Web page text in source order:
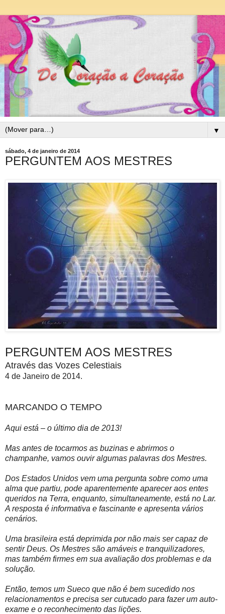
▼
sábado, 4 de janeiro de 2014
PERGUNTEM AOS MESTRES
PERGUNTEM AOS MESTRES
Através das Vozes Celestiais
4 de Janeiro de 2014.
MARCANDO O TEMPO
Aqui está – o último dia de 2013!
Mas antes de tocarmos as buzinas e abrirmos o
champanhe, vamos ouvir algumas palavras dos Mestres.
Dos Estados Unidos vem uma pergunta sobre como uma
alma que partiu, pode aparentemente aparecer aos entes
queridos na Terra, enquanto, simultaneamente, está no Lar.
A resposta é informativa e fascinante e apresenta vários
cenários.
Uma brasileira está deprimida por não mais ser capaz de
sentir Deus. Os Mestres são amáveis e tranquilizadores,
mas também firmes em sua avaliação dos problemas e da
solução.
Então, temos um Sueco que não é bem sucedido nos
relacionamentos e precisa ser cutucado para fazer um auto-
exame e o reconhecimento das lições.